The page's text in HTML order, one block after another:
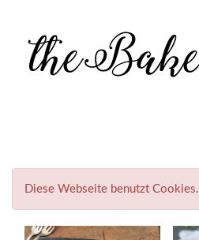
Diese Webseite benutzt Cookies.